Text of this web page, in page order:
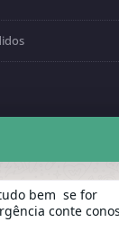
bem se for
conte